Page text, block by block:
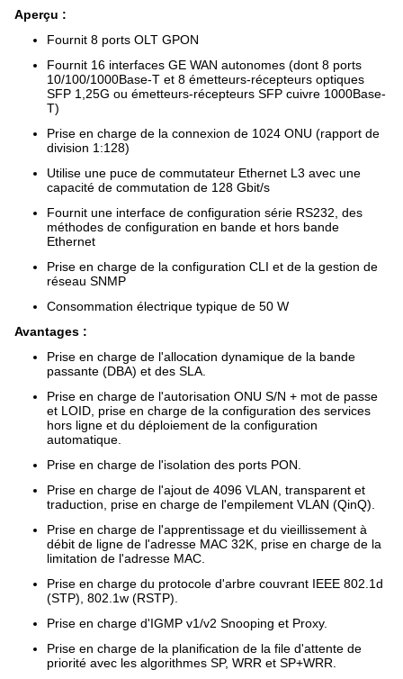
Aperçu :
Fournit 8 ports OLT GPON
Fournit 16 interfaces GE WAN autonomes (dont 8 ports
10/100/1000Base-T et 8 émetteurs-récepteurs optiques
SFP 1,25G ou émetteurs-récepteurs SFP cuivre 1000Base-
T)
Prise en charge de la connexion de 1024 ONU (rapport de
division 1:128)
Utilise une puce de commutateur Ethernet L3 avec une
capacité de commutation de 128 Gbit/s
Fournit une interface de configuration série RS232, des
méthodes de configuration en bande et hors bande
Ethernet
Prise en charge de la configuration CLI et de la gestion de
réseau SNMP
Consommation électrique typique de 50 W
Avantages :
Prise en charge de l'allocation dynamique de la bande
passante (DBA) et des SLA.
Prise en charge de l'autorisation ONU S/N + mot de passe
et LOID, prise en charge de la configuration des services
hors ligne et du déploiement de la configuration
automatique.
Prise en charge de l'isolation des ports PON.
Prise en charge de l'ajout de 4096 VLAN, transparent et
traduction, prise en charge de l'empilement VLAN (QinQ).
Prise en charge de l'apprentissage et du vieillissement à
débit de ligne de l'adresse MAC 32K, prise en charge de la
limitation de l'adresse MAC.
Prise en charge du protocole d'arbre couvrant IEEE 802.1d
(STP), 802.1w (RSTP).
Prise en charge d'IGMP v1/v2 Snooping et Proxy.
Prise en charge de la planification de la file d'attente de
priorité avec les algorithmes SP, WRR et SP+WRR.